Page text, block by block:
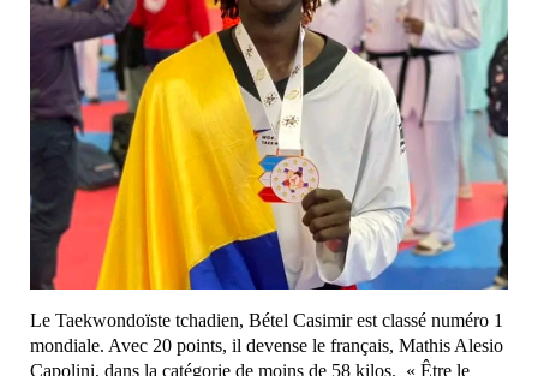
Le Taekwondoïste tchadien, Bétel Casimir est classé numéro 1
mondiale. Avec 20 points, il devense le français, Mathis Alesio
Capolini, dans la catégorie de moins de 58 kilos. « Être le